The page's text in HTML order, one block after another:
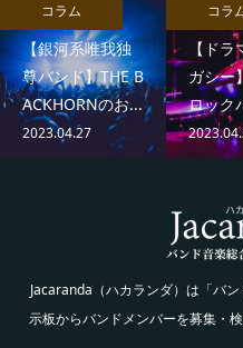
【銀河系唯我独
尊バンド】THE B
ACKHORNのお...
2023.04.27
コラム
【ド
ガシー
ロック
コラ
Jacaranda（ハカランダ）は「バ
示板からバンドメンバーを募集・